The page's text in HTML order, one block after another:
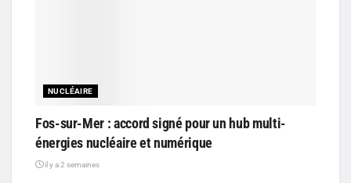
NUCLÉAIRE
Fos-sur-Mer : accord signé pour un hub multi-
énergies nucléaire et numérique
il y a 2 semaines